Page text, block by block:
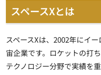
スペースXとは
スペースXは、2002年にイ
宙企業です。ロケットの打
テクノロジー分野で実績を